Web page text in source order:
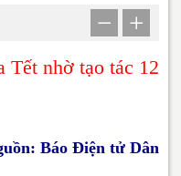
Tết nhờ tạo tác 12
Báo Điện tử Dân